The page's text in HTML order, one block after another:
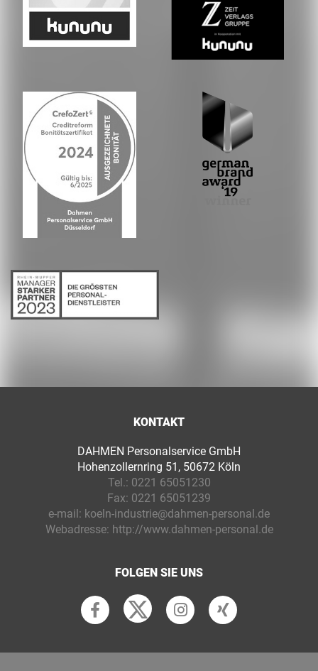
KONTAKT
DAHMEN Personalservice GmbH
Hohenzollernring 51, 50672 Köln
Tel.: 0221 65051230
Fax: 0221 65051239
e-mail: koeln-industrie@dahmen-personal.de
Webadresse: http://www.dahmen-personal.de
FOLGEN SIE UNS